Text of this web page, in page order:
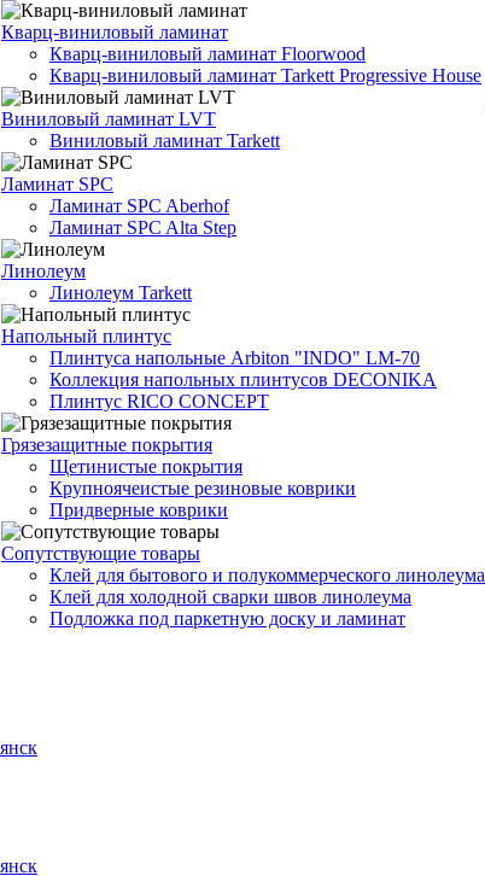
Кварц-виниловый ламинат
Кварц-виниловый ламинат Floorwood
Кварц-виниловый ламинат Tarkett Progressive House
Виниловый ламинат LVT
Виниловый ламинат Tarkett
Ламинат SPC
Ламинат SPC Aberhof
Ламинат SPC Alta Step
Линолеум
Линолеум Tarkett
Напольный плинтус
Плинтуса напольные Arbiton "INDO" LM-70
Коллекция напольных плинтусов DECONIKA
Плинтус RICO CONCEPT
Грязезащитные покрытия
Щетинистые покрытия
Крупноячеистые резиновые коврики
Придверные коврики
Сопутствующие товары
Клей для бытового и полукоммерческого линолеума
Клей для холодной сварки швов линолеума
Подложка под паркетную доску и ламинат